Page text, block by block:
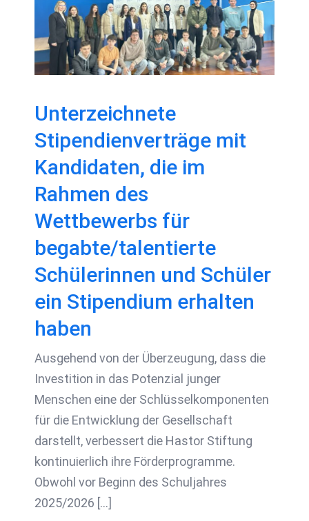
begabte/talentierte
Schülerinnen und
Schüler ein
Stipendium erhalten
haben
Unterzeichnete
Stipendienverträge mit
Kandidaten, die im
Rahmen des
Wettbewerbs für
begabte/talentierte
Schülerinnen und Schüler
ein Stipendium erhalten
haben
Ausgehend von der Überzeugung, dass die
Investition in das Potenzial junger
Menschen eine der Schlüsselkomponenten
für die Entwicklung der Gesellschaft
darstellt, verbessert die Hastor Stiftung
kontinuierlich ihre Förderprogramme.
Obwohl vor Beginn des Schuljahres
2025/2026 [...]